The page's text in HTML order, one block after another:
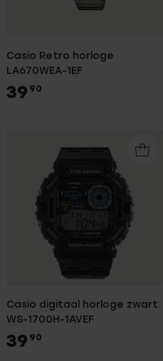
Casio Retro horloge
LA670WEA-1EF
39 90
Casio digitaal horloge zwart
WS-1700H-1AVEF
39 90